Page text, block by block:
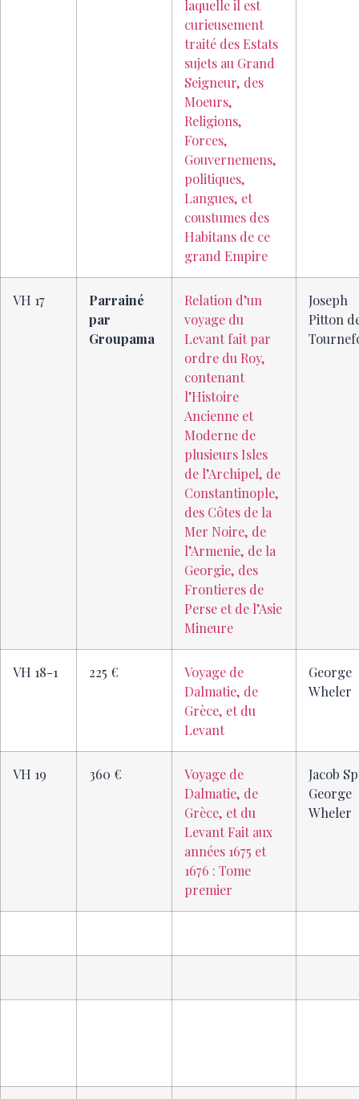
laquelle il est
curieusement
traité des Estats
sujets au Grand
Seigneur, des
Moeurs,
Religions,
Forces,
Gouvernemens,
politiques,
Langues, et
coustumes des
Habitans de ce
grand Empire
VH 17
Parrainé
par
Groupama
Relation d’un
voyage du
Levant fait par
ordre du Roy,
contenant
l’Histoire
Ancienne et
Moderne de
plusieurs Isles
de l’Archipel, de
Constantinople,
des Côtes de la
Mer Noire, de
l’Armenie, de la
Georgie, des
Frontieres de
Perse et de l’Asie
Mineure
Joseph
Pitton
VH 18-1 225 €
Voyage de
Dalmatie, de
Grèce, et du
Levant
George
Wheler
VH 19 360 €
Voyage de
Dalmatie, de
Grèce, et du
Levant Fait aux
années 1675 et
1676 : Tome
premier
Jacob
George
Wheler